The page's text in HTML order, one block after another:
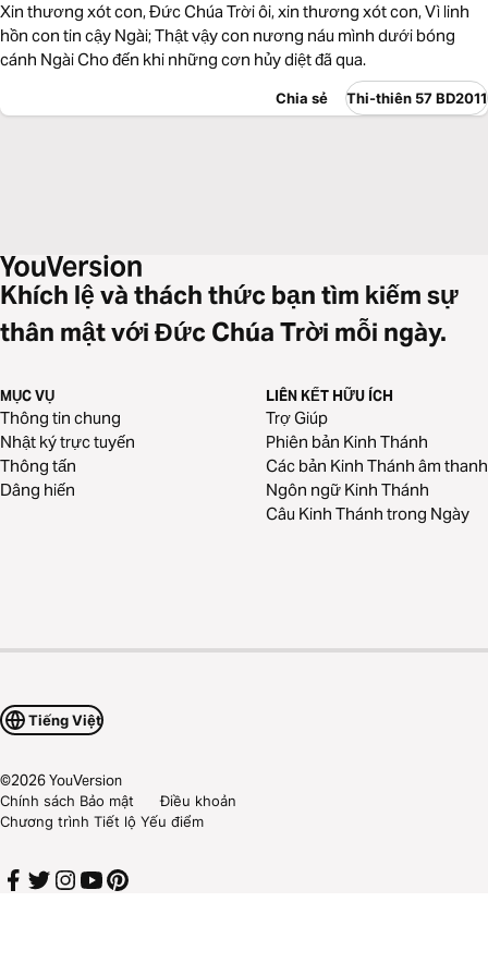
Xin thương xót con, Đức Chúa Trời ôi, xin thương xót con, Vì linh
hồn con tin cậy Ngài; Thật vậy con nương náu mình dưới bóng
cánh Ngài Cho đến khi những cơn hủy diệt đã qua.
Chia sẻ Thi-thiên 57 BD2011
Khích lệ và thách thức bạn tìm kiếm sự
thân mật với Đức Chúa Trời mỗi ngày.
MỤC VỤ
Thông tin chung
Nhật ký trực tuyến
Thông tấn
Dâng hiến
LIÊN KẾT HỮU ÍCH
Trợ Giúp
Phiên bản Kinh Thánh
Các bản Kinh Thánh âm thanh
Ngôn ngữ Kinh Thánh
Câu Kinh Thánh trong Ngày
Tiếng Việt
©2026YouVersion
Chính sách Bảo mật
Điều khoản
Chương trình Tiết lộ Yếu điểm